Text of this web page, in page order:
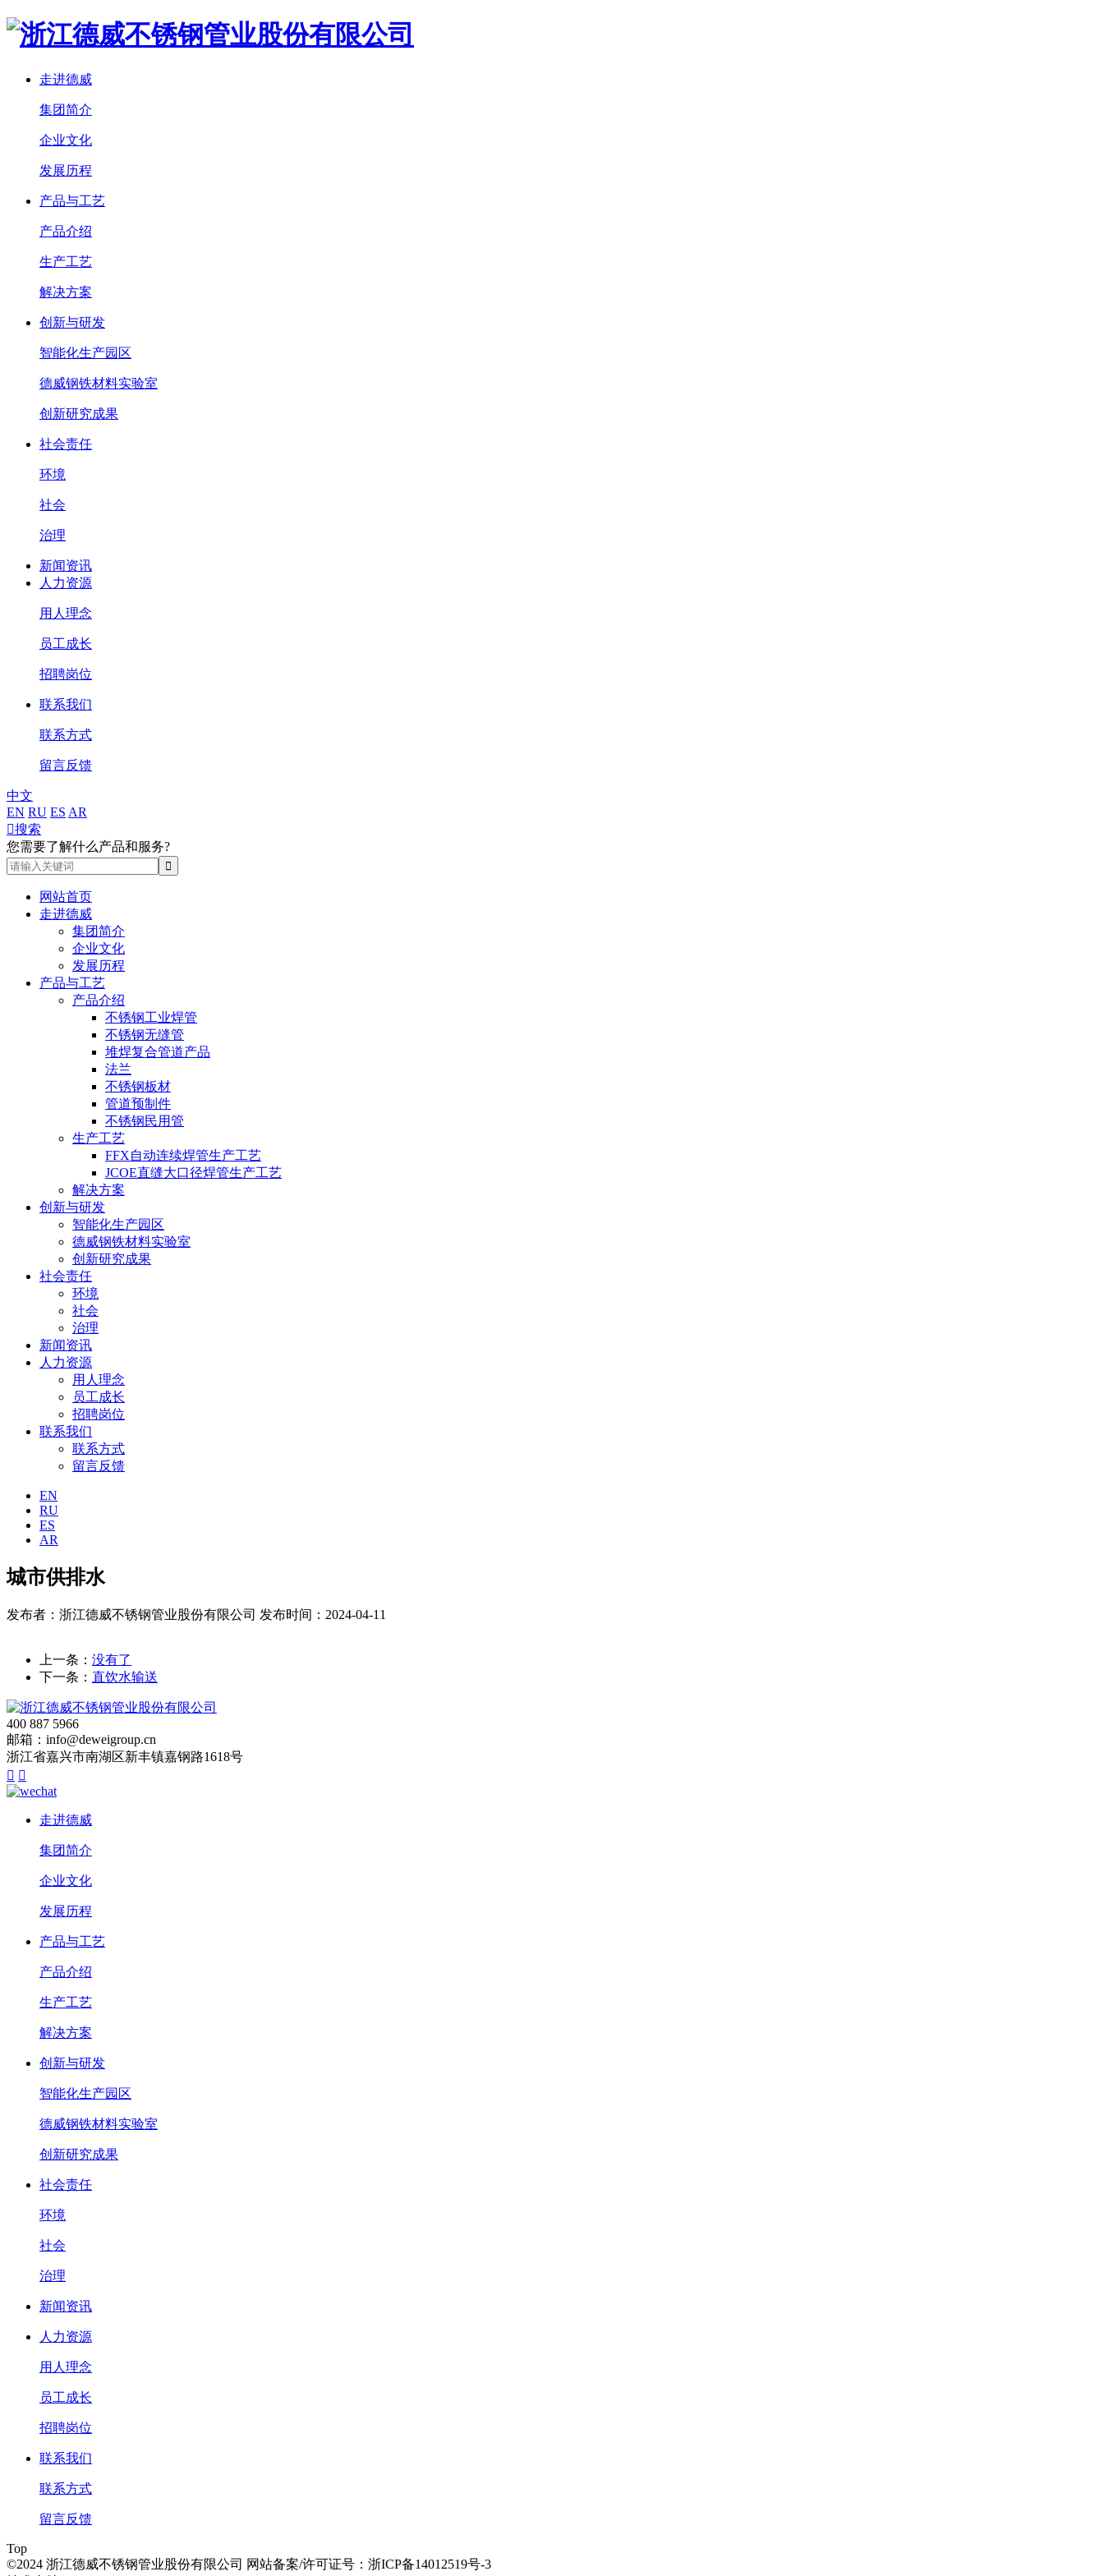
走进德威
集团简介
企业文化
发展历程
产品与工艺
产品介绍
生产工艺
解决方案
创新与研发
智能化生产园区
德威钢铁材料实验室
创新研究成果
社会责任
环境
社会
治理
新闻资讯
人力资源
用人理念
员工成长
招聘岗位
联系我们
联系方式
留言反馈
中文
EN RU ES AR
搜索
您需要了解什么产品和服务?
网站首页
走进德威
集团简介
企业文化
发展历程
产品与工艺
产品介绍
不锈钢工业焊管
不锈钢无缝管
堆焊复合管道产品
法兰
不锈钢板材
管道预制件
不锈钢民用管
生产工艺
FFX自动连续焊管生产工艺
JCOE直缝大口径焊管生产工艺
解决方案
创新与研发
智能化生产园区
德威钢铁材料实验室
创新研究成果
社会责任
环境
社会
治理
新闻资讯
人力资源
用人理念
员工成长
招聘岗位
联系我们
联系方式
留言反馈
EN
RU
ES
AR
城市供排水
发布者：浙江德威不锈钢管业股份有限公司 发布时间：2024-04-11
上一条： 没有了
下一条： 直饮水输送
400 887 5966
邮箱：info@deweigroup.cn
浙江省嘉兴市南湖区新丰镇嘉钢路1618号
 
走进德威
集团简介
企业文化
发展历程
产品与工艺
产品介绍
生产工艺
解决方案
创新与研发
智能化生产园区
德威钢铁材料实验室
创新研究成果
社会责任
环境
社会
治理
新闻资讯
人力资源
用人理念
员工成长
招聘岗位
联系我们
联系方式
留言反馈
Top
©2024 浙江德威不锈钢管业股份有限公司 网站备案/许可证号：浙ICP备14012519号-3